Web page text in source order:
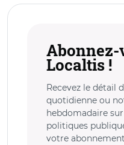
Abonnez-
Localtis !
Recevez le détail
quotidienne ou
hebdomadaire
politiques
votre